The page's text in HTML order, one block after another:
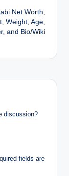
Net Worth,
Weight, Age,
and Bio/Wiki
discussion?
fields are